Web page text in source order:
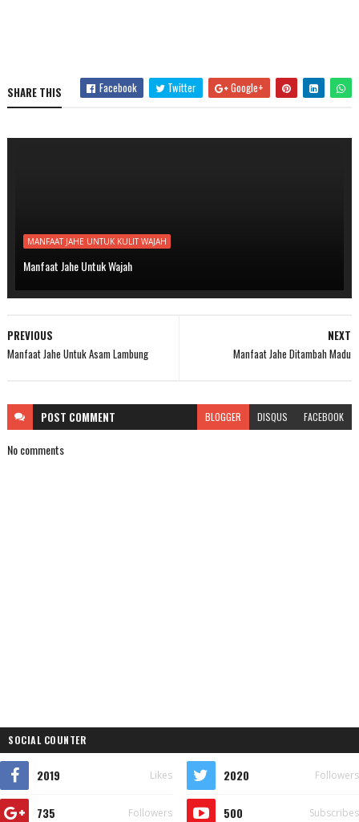
SHARE THIS Facebook Twitter Google+
MANFAAT JAHE UNTUK KULIT WAJAH
Manfaat Jahe Untuk Wajah
NEXT
Manfaat Jahe Ditambah Madu
PREVIOUS
Manfaat Jahe Untuk Asam Lambung
POST COMMENT BLOGGER DISQUS FACEBOOK
No comments
SOCIAL COUNTER
2019 Likes 2020 Followers
735 Followers 500 Subscribes